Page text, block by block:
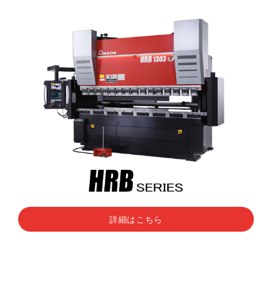
詳細はこちら